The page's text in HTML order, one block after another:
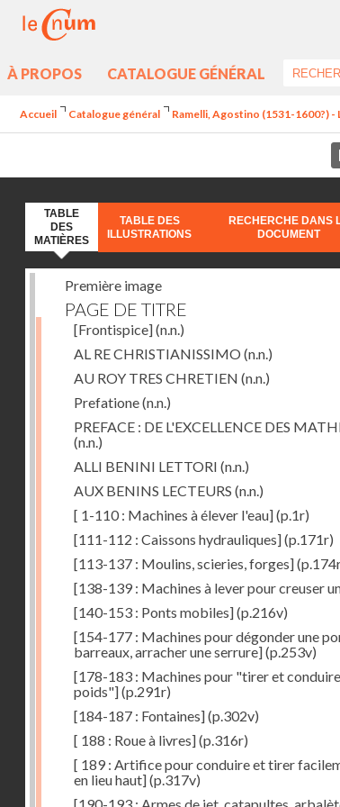
À PROPOS CATALOGUE GÉNÉRAL
Accueil Catalogue général Ramelli, Agostino (1531-1600?)
TABLE
DES
MATIÈRES
TABLE DES
ILLUSTRATIONS
RECHERCHE DANS
DOCUMENT
Première image
PAGE DE TITRE
[Frontispice](n.n.)
AL RE CHRISTIANISSIMO (n.n.)
AU ROY TRES CHRETIEN (n.n.)
Prefatione(n.n.)
PREFACE : DE L'EXCELLENCE DES
(n.n.)
ALLI BENINI LETTORI (n.n.)
AUX BENINS LECTEURS (n.n.)
[ 1-110 : Machines à élever l'eau](p.1r)
[111-112 : Caissons hydrauliques](p.171r)
[113-137 : Moulins, scieries, forges]
[138-139 : Machines à lever pour creuser
[140-153 : Ponts mobiles](p.216v)
[154-177 : Machines pour dégonder une
barreaux, arracher une serrure](p.253v)
[178-183 : Machines pour "tirer et
poids"](p.291r)
[184-187 : Fontaines](p.302v)
[ 188 : Roue à livres](p.316r)
[ 189 : Artifice pour conduire et tirer
en lieu haut](p.317v)